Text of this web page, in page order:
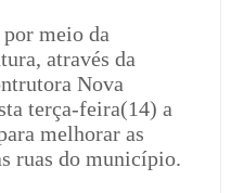
meio da
através da
Nova
terça-feira(14) a
melhorar as
ruas do município.